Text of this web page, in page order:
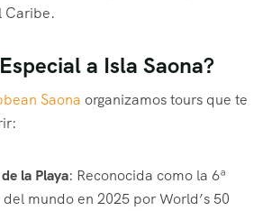
Caribe.
a Isla Saona?
Saona organizamos tours que te
la Playa: Reconocida como la 6ª
mundo en 2025 por World’s 50